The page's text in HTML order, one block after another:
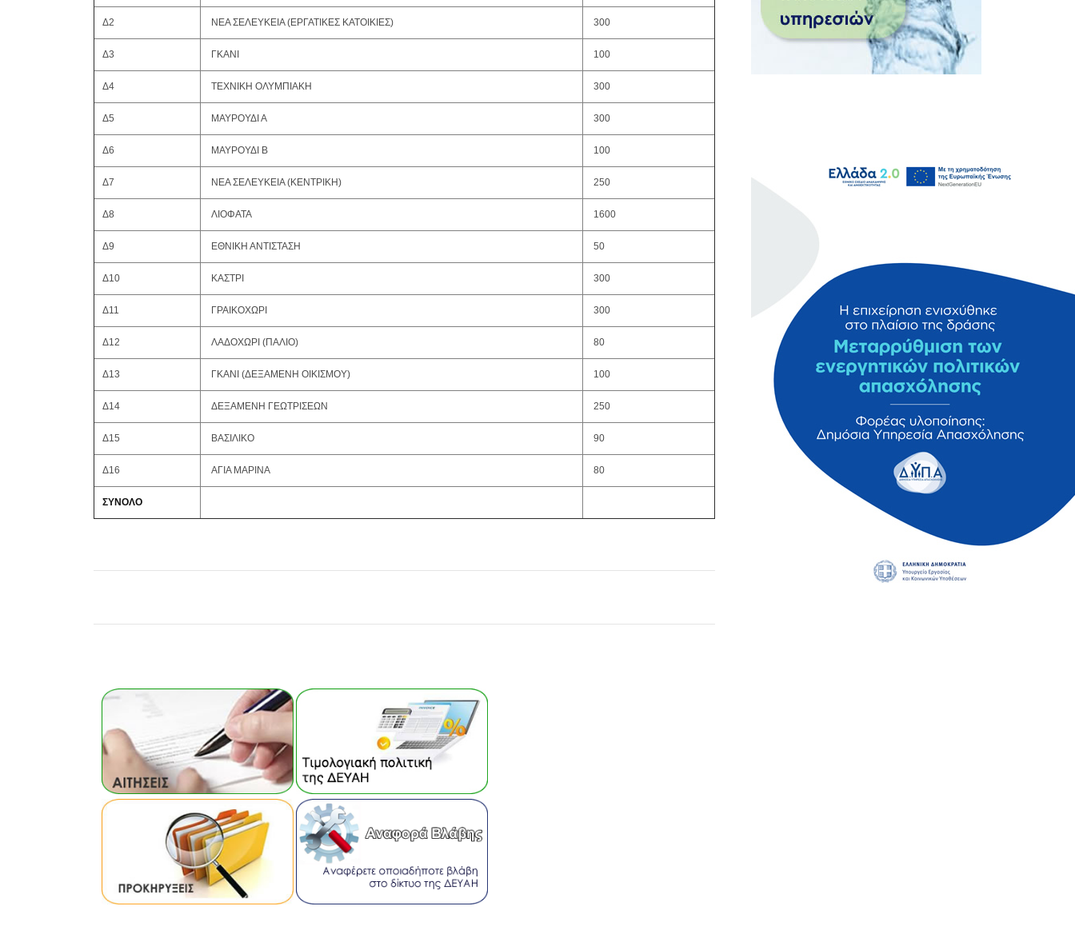
Δ2 ΝΕΑ ΣΕΛΕΥΚΕΙΑ (ΕΡΓΑΤΙΚΕΣ ΚΑΤΟΙΚΙΕΣ) 300
Δ3 ΓΚΑΝΙ 100
Δ4 ΤΕΧΝΙΚΗ ΟΛΥΜΠΙΑΚΗ 300
Δ5 ΜΑΥΡΟΥΔΙ Α 300
Δ6 ΜΑΥΡΟΥΔΙ Β 100
Δ7 ΝΕΑ ΣΕΛΕΥΚΕΙΑ (ΚΕΝΤΡΙΚΗ) 250
Δ8 ΛΙΟΦΑΤΑ 1600
Δ9 ΕΘΝΙΚΗ ΑΝΤΙΣΤΑΣΗ 50
Δ10 ΚΑΣΤΡΙ 300
Δ11 ΓΡΑΙΚΟΧΩΡΙ 300
Δ12 ΛΑΔΟΧΩΡΙ (ΠΑΛΙΟ) 80
Δ13 ΓΚΑΝΙ (ΔΕΞΑΜΕΝΗ ΟΙΚΙΣΜΟΥ) 100
Δ14 ΔΕΞΑΜΕΝΗ ΓΕΩΤΡΙΣΕΩΝ 250
Δ15 ΒΑΣΙΛΙΚΟ 90
Δ16 ΑΓΙΑ ΜΑΡΙΝΑ 80
ΣΥΝΟΛΟ